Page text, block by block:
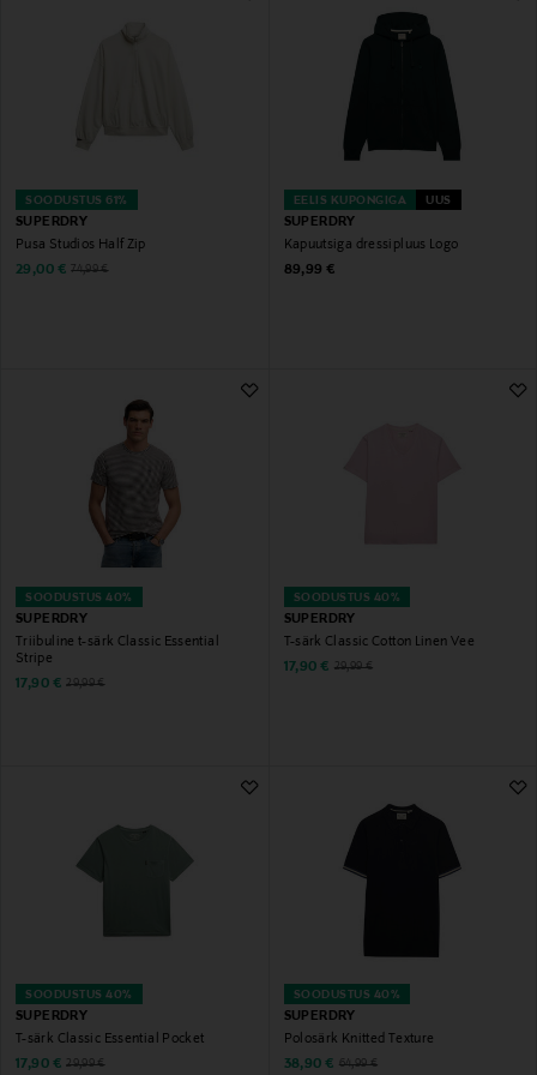
SOODUSTUS 61%
SUPERDRY
Pusa Studios Half Zip
Discounted Price
29,00 € Original Price
74,99 €
EELIS KUPONGIGA UUS
SUPERDRY
Kapuutsiga dressipluus Logo
Original Price
89,99 €
SOODUSTUS 40%
SUPERDRY
Triibuline t-särk Classic Essential
Stripe
Discounted Price
17,90 € Original Price
29,99 €
SOODUSTUS 40%
SUPERDRY
T-särk Classic Cotton Linen Vee
Discounted Price
17,90 € Original Price
29,99 €
SOODUSTUS 40%
SUPERDRY
T-särk Classic Essential Pocket
Discounted Price
17,90 € Original Price
29,99 €
SOODUSTUS 40%
SUPERDRY
Polosärk Knitted Texture
Discounted Price
38,90 € Original Price
64,99 €